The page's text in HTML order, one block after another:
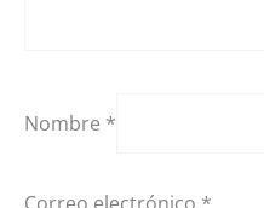
Nombre *
Correo electrónico *